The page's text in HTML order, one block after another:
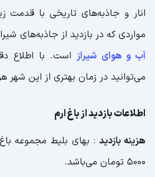
انار و جاذبه‌های تاریخی با قدمت
مواردی که در بازدید از جاذبه‌های
آب و هوای شیرازاست. با اطلاع
می‌توانید در زمان بهتری از این شهر
اطلاعات بازدید از باغ ارم
هزینه بازدید: بهای بلیط مجموعه باغ
5000 تومان می‌باشد.